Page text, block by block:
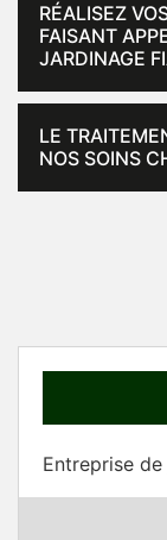
RÉALISEZ
FAISANT
JARDINAGE
LE
NOS SOINS
Entreprise